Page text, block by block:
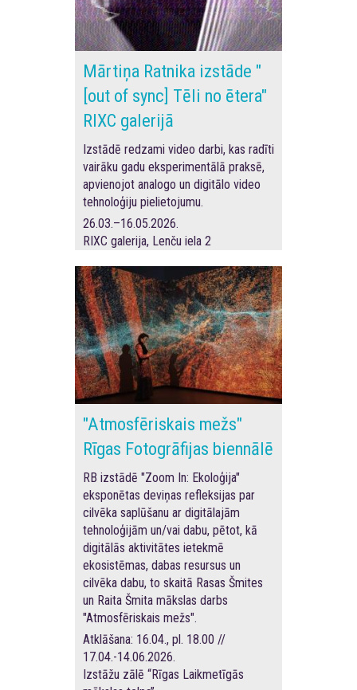
Mārtiņa Ratnika izstāde "
[out of sync] Tēli no ētera"
RIXC galerijā
Izstādē redzami video darbi, kas radīti
vairāku gadu eksperimentālā praksē,
apvienojot analogo un digitālo video
tehnoloģiju pielietojumu.
26.03.–16.05.2026.
RIXC galerija, Lenču iela 2
"Atmosfēriskais mežs"
Rīgas Fotogrāfijas biennālē
RB izstādē "Zoom In: Ekoloģija"
eksponētas deviņas refleksijas par
cilvēka saplūšanu ar digitālajām
tehnoloģijām un/vai dabu, pētot, kā
digitālās aktivitātes ietekmē
ekosistēmas, dabas resursus un
cilvēka dabu, to skaitā Rasas Šmites
un Raita Šmita mākslas darbs
"Atmosfēriskais mežs".
Atklāšana: 16.04., pl. 18.00 //
17.04.-14.06.2026.
Izstāžu zālē “Rīgas Laikmetīgās